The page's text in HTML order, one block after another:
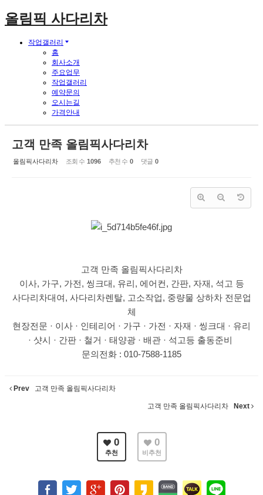
올림픽 사다리차
작업갤러리
홈
회사소개
주요업무
작업갤러리
예약문의
오시는길
가격안내
고객 만족 올림픽사다리차
올림픽사다리차 조회 수 1096 추천 수 0 댓글 0
고객 만족 올림픽사다리차
이사, 가구, 가전, 씽크대, 유리, 에어컨, 간판, 자재, 석고 등
사다리차대여, 사다리차렌탈, 고소작업, 중량물 상하차 전문업
체
현장전문 · 이사 · 인테리어 · 가구 · 가전 · 자재 · 씽크대 · 유리
· 샷시 · 간판 · 철거 · 태양광 · 배관 · 석고등 출동준비
문의전화 : 010-7588-1185
Prev 고객 만족 올림픽사다리차
고객 만족 올림픽사다리차 Next
0
추천
0
비추천